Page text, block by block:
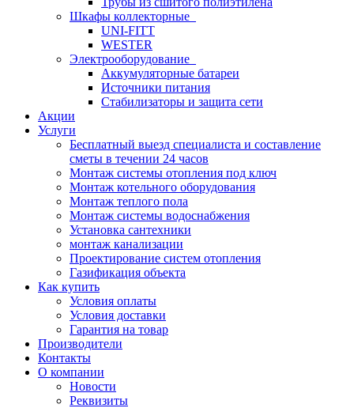
Шкафы коллекторные
UNI-FITT
WESTER
Электрооборудование
Аккумуляторные батареи
Источники питания
Стабилизаторы и защита сети
Акции
Услуги
Бесплатный выезд специалиста и составление
сметы в течении 24 часов
Монтаж системы отопления под ключ
Монтаж котельного оборудования
Монтаж теплого пола
Монтаж системы водоснабжения
Установка сантехники
монтаж канализации
Проектирование систем отопления
Газификация объекта
Как купить
Условия оплаты
Условия доставки
Гарантия на товар
Производители
Контакты
О компании
Новости
Реквизиты